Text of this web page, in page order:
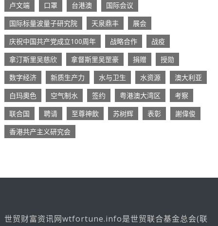
卢文端
口罩 台港澳
国际会议
国际标量波量子研究院
天泉鼎丰
展会
庆祝中国共产党成立100周年
战略合作
战疫
拿汀斯里吴慈欣
拿督斯里吴罡豪 捐赠
授勋
数字经济
新质生产力 水与卫生 水资源
澳大利亚
白玛奧色
空气制水 签约 粤港澳大湾区
考察
联合国
聘请 至尊神飲 苏树辉 表彰
謝偉俊
香港共产主义研究会
世贸财富资讯网wtfortune.info是世贸联合基金总会(联